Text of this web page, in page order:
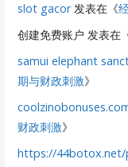
slot gacor发表在《
创建免费账户 发表在
samui elephant
期与财政刺激》
财政刺激》
https://